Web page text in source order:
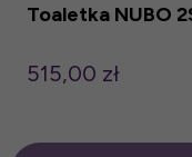
Toaletka NUBO
515,00 zł